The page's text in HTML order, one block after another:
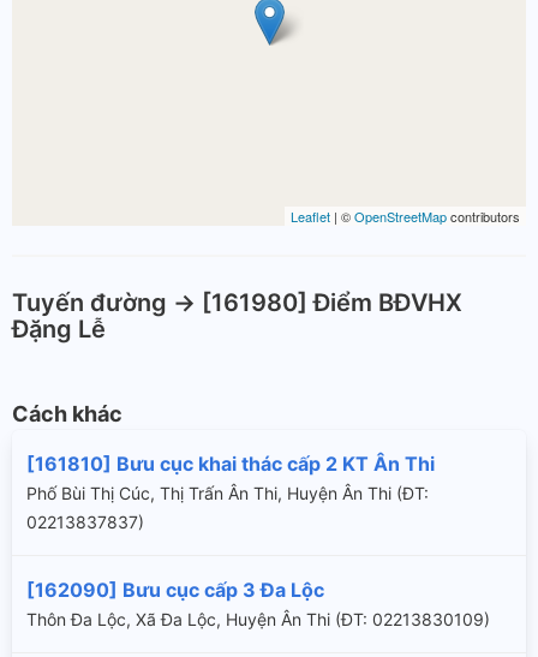
Leaflet | ©OpenStreetMapcontributors
Tuyến đường -> [161980] Điểm BĐVHX
Đặng Lễ
Cách khác
[161810] Bưu cục khai thác cấp 2 KT Ân Thi
Phố Bùi Thị Cúc, Thị Trấn Ân Thi, Huyện Ân Thi (ÐT:
02213837837)
[162090] Bưu cục cấp 3 Đa Lộc
Thôn Đa Lộc, Xã Đa Lộc, Huyện Ân Thi (ÐT: 02213830109)